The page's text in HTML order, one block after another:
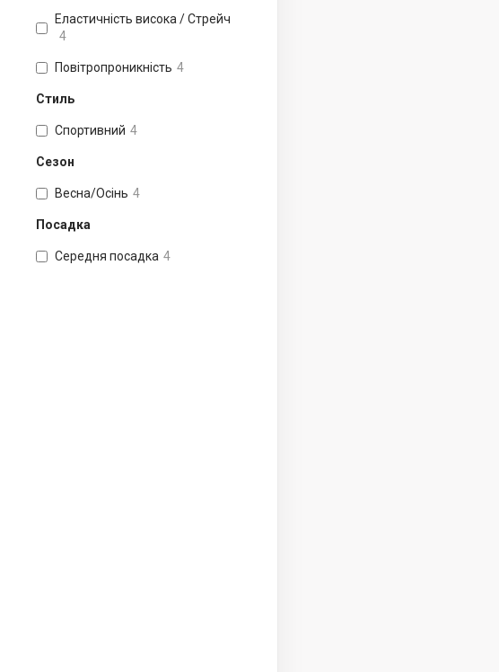
Еластичність висока / Стрейч
4
Повітропроникність 4
Стиль
Спортивний 4
Сезон
Весна/Осінь 4
Посадка
Середня посадка 4